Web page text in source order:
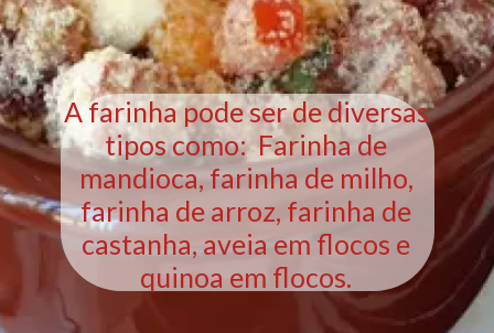
A farinha pode ser de diversas
tipos como: Farinha de
mandioca, farinha de milho,
farinha de arroz, farinha de
castanha, aveia em flocos e
quinoa em flocos.